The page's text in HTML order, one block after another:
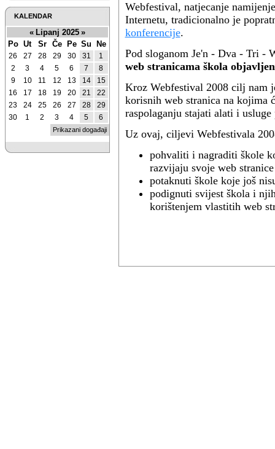
Webfestival, natjecanje
Internetu, tradicionalno je
konferencije.
Pod sloganom Je'n - Dva - Tri -
web stranicama škola
Kroz Webfestival 2008 cilj nam
korisnih web stranica na kojima
raspolaganju stajati alati i
Uz ovaj, ciljevi Webfestivala
pohvaliti i nagraditi škole
razvijaju svoje web stranice
potaknuti škole koje još
podignuti svijest škola i
korištenjem vlastitih web
KALENDAR
« Lipanj 2025 »
Po Ut Sr Če Pe Su Ne
26 27 28 29 30 31
1
2
3 4 5 6 7
8
9
10 11 12 13 14
15
16
17 18 19 20 21
22
23
24 25 26 27 28
29
30
1 2 3 4 5 6
Prikazani događaji